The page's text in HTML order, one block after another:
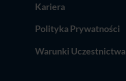
Kariera
Polityka Prywatności
Warunki Uczestnictwa